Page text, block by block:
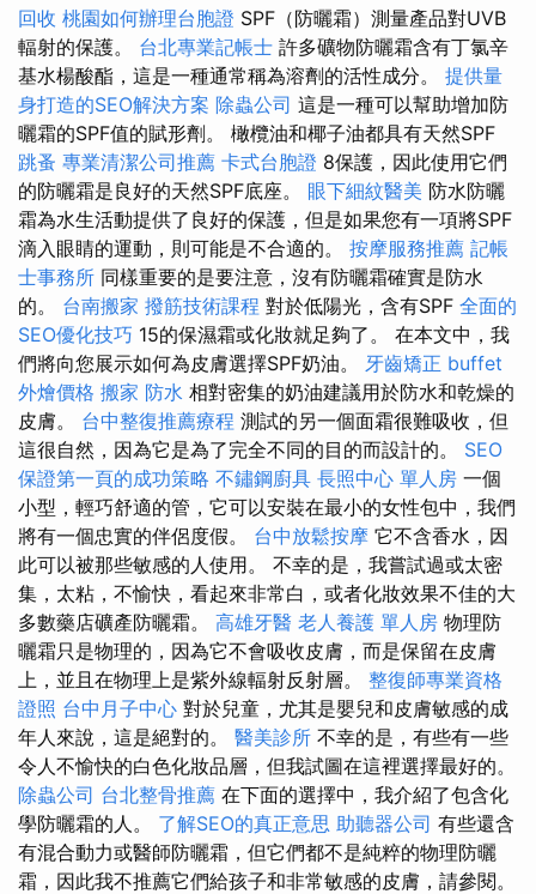
回收 桃園如何辦理台胞證 SPF（防曬霜）測量產品對UVB
輻射的保護。 台北專業記帳士 許多礦物防曬霜含有丁氯辛
基水楊酸酯，這是一種通常稱為溶劑的活性成分。 提供量
身打造的SEO解決方案 除蟲公司 這是一種可以幫助增加防
曬霜的SPF值的賦形劑。 橄欖油和椰子油都具有天然SPF
跳蚤 專業清潔公司推薦 卡式台胞證 8保護，因此使用它們
的防曬霜是良好的天然SPF底座。 眼下細紋醫美 防水防曬
霜為水生活動提供了良好的保護，但是如果您有一項將SPF
滴入眼睛的運動，則可能是不合適的。 按摩服務推薦 記帳
士事務所 同樣重要的是要注意，沒有防曬霜確實是防水
的。 台南搬家 撥筋技術課程 對於低陽光，含有SPF 全面的
SEO優化技巧 15的保濕霜或化妝就足夠了。 在本文中，我
們將向您展示如何為皮膚選擇SPF奶油。 牙齒矯正 buffet
外燴價格 搬家 防水 相對密集的奶油建議用於防水和乾燥的
皮膚。 台中整復推薦療程 測試的另一個面霜很難吸收，但
這很自然，因為它是為了完全不同的目的而設計的。 SEO
保證第一頁的成功策略 不鏽鋼廚具 長照中心 單人房 一個
小型，輕巧舒適的管，它可以安裝在最小的女性包中，我們
將有一個忠實的伴侶度假。 台中放鬆按摩 它不含香水，因
此可以被那些敏感的人使用。 不幸的是，我嘗試過或太密
集，太粘，不愉快，看起來非常白，或者化妝效果不佳的大
多數藥店礦產防曬霜。 高雄牙醫 老人養護 單人房 物理防
曬霜只是物理的，因為它不會吸收皮膚，而是保留在皮膚
上，並且在物理上是紫外線輻射反射層。 整復師專業資格
證照 台中月子中心 對於兒童，尤其是嬰兒和皮膚敏感的成
年人來說，這是絕對的。 醫美診所 不幸的是，有些有一些
令人不愉快的白色化妝品層，但我試圖在這裡選擇最好的。
除蟲公司 台北整骨推薦 在下面的選擇中，我介紹了包含化
學防曬霜的人。 了解SEO的真正意思 助聽器公司 有些還含
有混合動力或醫師防曬霜，但它們都不是純粹的物理防曬
霜，因此我不推薦它們給孩子和非常敏感的皮膚，請參閱。